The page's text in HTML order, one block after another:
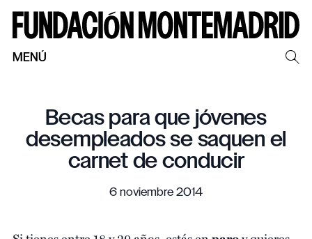
MENÚ
Becas para que jóvenes
desempleados se saquen el
carnet de conducir
6 noviembre 2014